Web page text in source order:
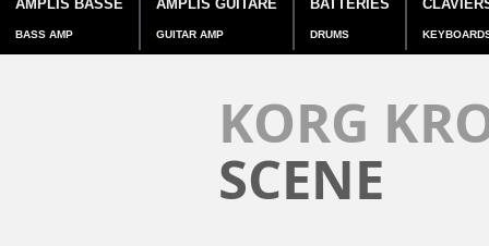
AMPLIS BASSE
BASS AMP
AMPLIS GUITARE
GUITAR AMP
BATTERIES
DRUMS
KORG
SCENE